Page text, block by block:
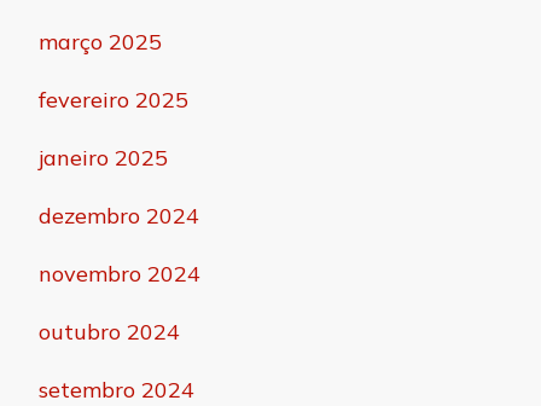
março 2025
fevereiro 2025
janeiro 2025
dezembro 2024
novembro 2024
outubro 2024
setembro 2024